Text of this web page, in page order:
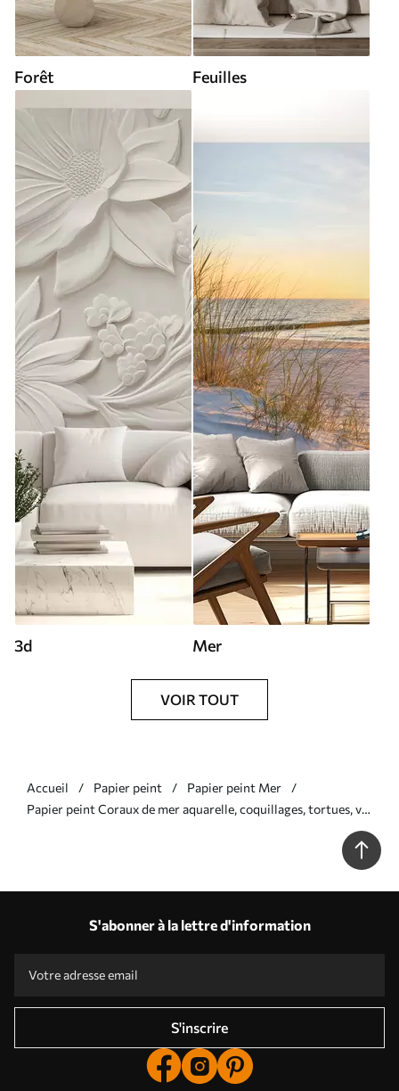
Forêt Feuilles
3d Mer
VOIR TOUT
Accueil Papier peint
Papier peint Mer
Papier peint Coraux de mer aquarelle, coquillages, tortues, vie
S'abonner à la lettre d'information
S'inscrire